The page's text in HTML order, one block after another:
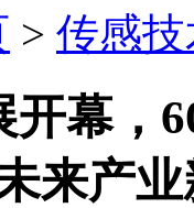
> 传感
开幕，
来产